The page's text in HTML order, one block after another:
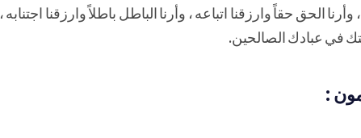
الحق حقاً وارزقنا اتباعه ، وأرنا الباطل باطلاً وارزقنا اجتنابه ،
في عبادك الصالحين.
: